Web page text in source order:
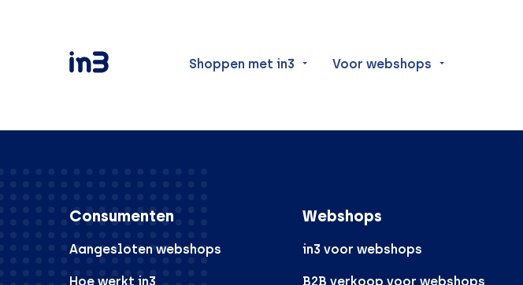
Shoppen met in3 Voor webshops
Consumenten
Aangesloten webshops
Hoe werkt in3
Webshops
in3 voor webshops
B2B verkoop voor webshops